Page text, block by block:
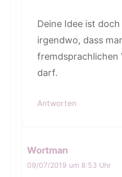
Deine Idee ist
irgendwo, dass
fremdsprachlichen
darf.
Antworten
Wortman
09/07/2019 um 8:53 Uhr